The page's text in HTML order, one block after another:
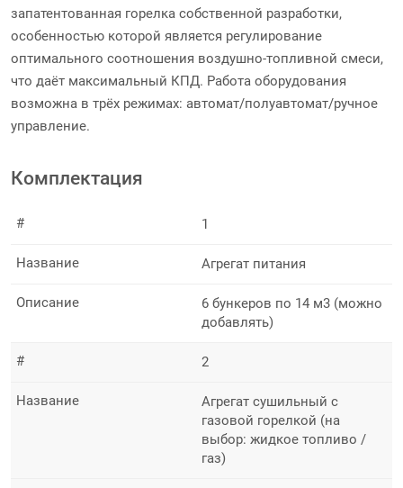
запатентованная горелка собственной разработки,
особенностью которой является регулирование
оптимального соотношения воздушно-топливной смеси,
что даёт максимальный КПД. Работа оборудования
возможна в трёх режимах: автомат/полуавтомат/ручное
управление.
Комплектация
1
#
Агрегат питания
Название
6 бункеров по 14 м3 (можно
добавлять)
Описание
2
#
Агрегат сушильный с
газовой горелкой (на
выбор: жидкое топливо /
газ)
Название